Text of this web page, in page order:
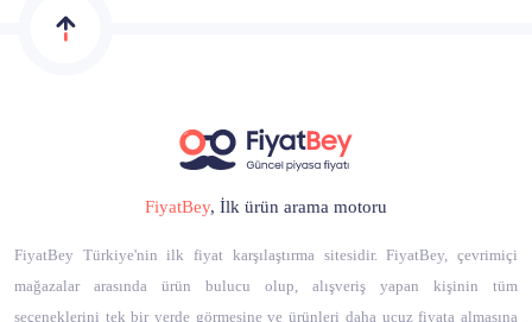
FiyatBey, İlk ürün arama motoru
FiyatBey Türkiye'nin ilk fiyat karşılaştırma sitesidir. FiyatBey, çevrimiçi
mağazalar arasında ürün bulucu olup, alışveriş yapan kişinin tüm
seçeneklerini tek bir yerde görmesine ve ürünleri daha ucuz fiyata almasına